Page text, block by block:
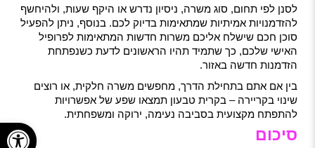
לסנן לפי תחום, סוג משרה, ניסיון נדרש או היקף שעות, ולהיחשף
להזדמנויות אמיתיות שמתאימות בדיוק לכם. בנוסף, ניתן להפעיל
סוכן חכם שישלח אליכם משרות חדשות המתאימות לפרופיל
האישי שלכם, כך שתמיד תהיו הראשונים לדעת כשנפתחת
הזדמנות חדשה באזור.
בין אם אתם בתחילת הדרך, מחפשים משרה חלקית, או רוצים
שינוי בקריירה – בקרית טבעון תמצאו שפע של אפשרויות
להתפתח מקצועית בסביבה נעימה, ירוקה ומשפחתית.
סיכום